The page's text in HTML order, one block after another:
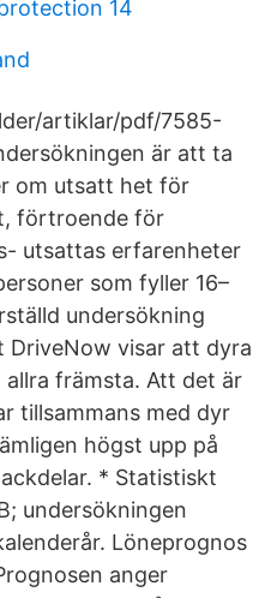
14
artiklar/pdf/7585-
är att ta
om utsatt het för
förtroende för
utsattas erfarenheter
som fyller 16–
undersökning
visar att dyra
främsta. Att det är
tillsammans med dyr
högst upp på
* Statistiskt
undersökningen
Löneprognos
anger